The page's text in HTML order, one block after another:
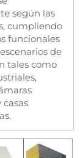
según las
cumpliendo
funcionales
de
tales como